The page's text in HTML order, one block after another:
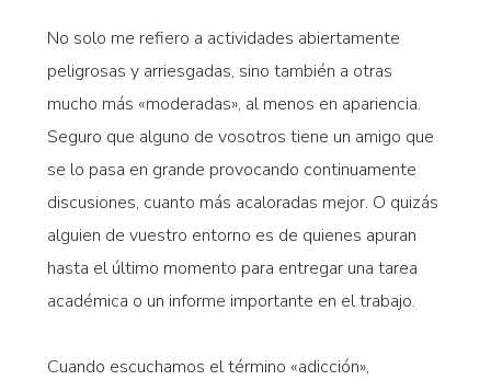
No solo me refiero a actividades abiertamente
peligrosas y arriesgadas, sino también a otras
mucho más «moderadas», al menos en apariencia.
Seguro que alguno de vosotros tiene un amigo que
se lo pasa en grande provocando continuamente
discusiones, cuanto más acaloradas mejor. O quizás
alguien de vuestro entorno es de quienes apuran
hasta el último momento para entregar una tarea
académica o un informe importante en el trabajo.
Cuando escuchamos el término «adicción»,